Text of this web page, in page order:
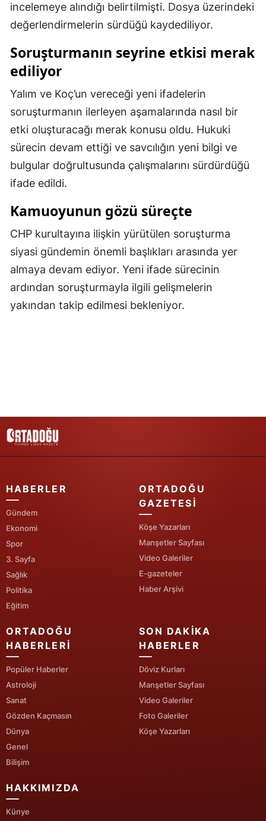
Sakarya
Siirt
Sinop
Sivas
Tokat
Tunceli
Şanlıurfa
Van
Yozgat
Batman
Bartın
Ardahan
Iğdır
Yalova
Kilis
Osmaniye
Düzce
incelemeye alındığı belirtilmişti. Dosya üzerindeki
değerlendirmelerin sürdüğü kaydediliyor.
Soruşturmanın seyrine etkisi merak
ediliyor
Yalım ve Koç’un vereceği yeni ifadelerin
soruşturmanın ilerleyen aşamalarında nasıl bir
etki oluşturacağı merak konusu oldu. Hukuki
sürecin devam ettiği ve savcılığın yeni bilgi ve
bulgular doğrultusunda çalışmalarını sürdürdüğü
ifade edildi.
Kamuoyunun gözü süreçte
CHP kurultayına ilişkin yürütülen soruşturma
siyasi gündemin önemli başlıkları arasında yer
almaya devam ediyor. Yeni ifade sürecinin
ardından soruşturmayla ilgili gelişmelerin
yakından takip edilmesi bekleniyor.
HABERLER
Gündem
Ekonomi
Spor
3. Sayfa
Sağlık
Politika
Eğitim
ORTADOĞU
GAZETESI
Köşe Yazarları
Manşetler Sayfası
Video Galeriler
E-gazeteler
Haber Arşivi
ORTADOĞU
HABERLERI
Popüler Haberler
Astroloji
Sanat
Gözden Kaçmasın
Dünya
Genel
Bilişim
SON DAKIKA
HABERLER
Döviz Kurları
Manşetler Sayfası
Video Galeriler
Foto Galeriler
Köşe Yazarları
HAKKIMIZDA
Künye